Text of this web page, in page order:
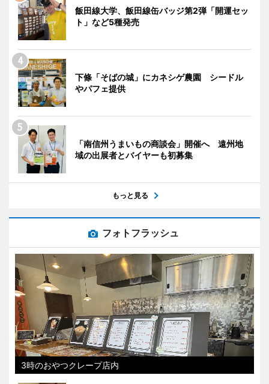
飯田線大学、飯田線缶バッジ第2弾「開運セッ
ト」など5種発売
下條「そばの城」にカネシゲ農園 シードル
やパフェ提供
「南信州うまいもの商談会」開催へ 遠州地
域の出展者とバイヤーも初募集
もっと見る
フォトフラッシュ
3時のおやつクレープ店内